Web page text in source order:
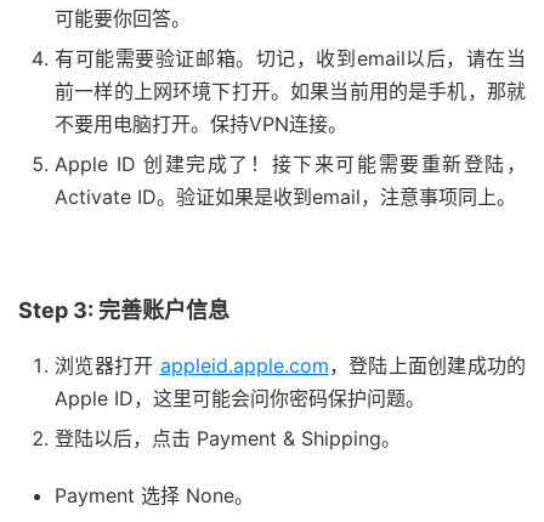
可能要你回答。
有可能需要验证邮箱。切记，收到email以后，请在当
前一样的上网环境下打开。如果当前用的是手机，那就
不要用电脑打开。保持VPN连接。
Apple ID 创建完成了！接下来可能需要重新登陆，
Activate ID。验证如果是收到email，注意事项同上。
Step 3: 完善账户信息
浏览器打开 appleid.apple.com，登陆上面创建成功的
Apple ID，这里可能会问你密码保护问题。
登陆以后，点击 Payment & Shipping。
Payment 选择 None。